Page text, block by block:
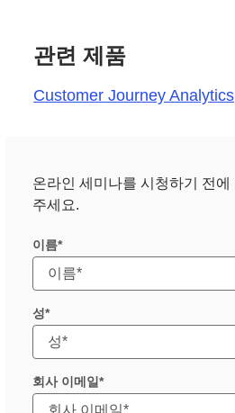
관련 제품
Customer Journey Analytics
온라인 세미나를 시청하기 전에
주세요.
이름
성
회사 이메일